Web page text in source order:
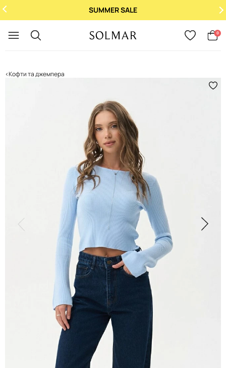
SUMMER SALE
0
Кофти та джемпера